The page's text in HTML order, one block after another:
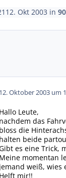
12. Okt 2003 in
12. Oktober 2003 um
Hallo Leute,
nachdem das
bloss die
halten beide
es eine Trick,
Meine momentan
jemand weiß, wies
Helft mir!!